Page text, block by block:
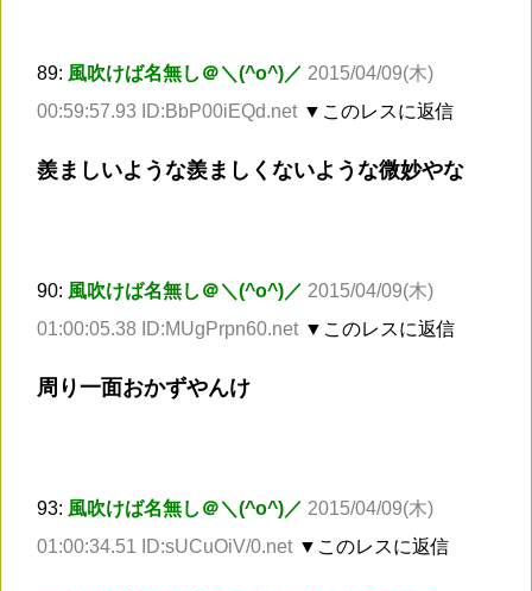
89: 風吹けば名無し＠＼(^o^)／ 2015/04/09(木)
00:59:57.93 ID:BbP00iEQd.net ▼このレスに返信
羨ましいような羨ましくないような微妙やな
90: 風吹けば名無し＠＼(^o^)／ 2015/04/09(木)
01:00:05.38 ID:MUgPrpn60.net ▼このレスに返信
周り一面おかずやんけ
93: 風吹けば名無し＠＼(^o^)／ 2015/04/09(木)
01:00:34.51 ID:sUCuOiV/0.net ▼このレスに返信